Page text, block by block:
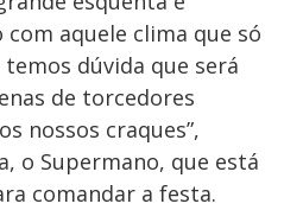
aquele clima que só
temos dúvida que será
de torcedores
nossos craques”,
o Supermano, que está
comandar a festa.